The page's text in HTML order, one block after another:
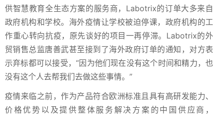
供智慧教育全生态方案的服务商，Labotrix的订单大多来自
政府机构和学校。海外疫情让学校被迫停课，政府机构的工
作重心转向抗疫，原先谈好的项目一再停滞。Labotrix的外
贸销售总监唐善武甚至接到了海外政府订单的通知，对方表
示弃标都可以接受，“因为他们现在没有这个时间和精力，也
没有这个人去帮我们去做这些事情。”
疫情来临之前，作为产品符合欧洲标准且具有高研发能力、
价格优势以及提供整体服务解决方案的中国供应商，